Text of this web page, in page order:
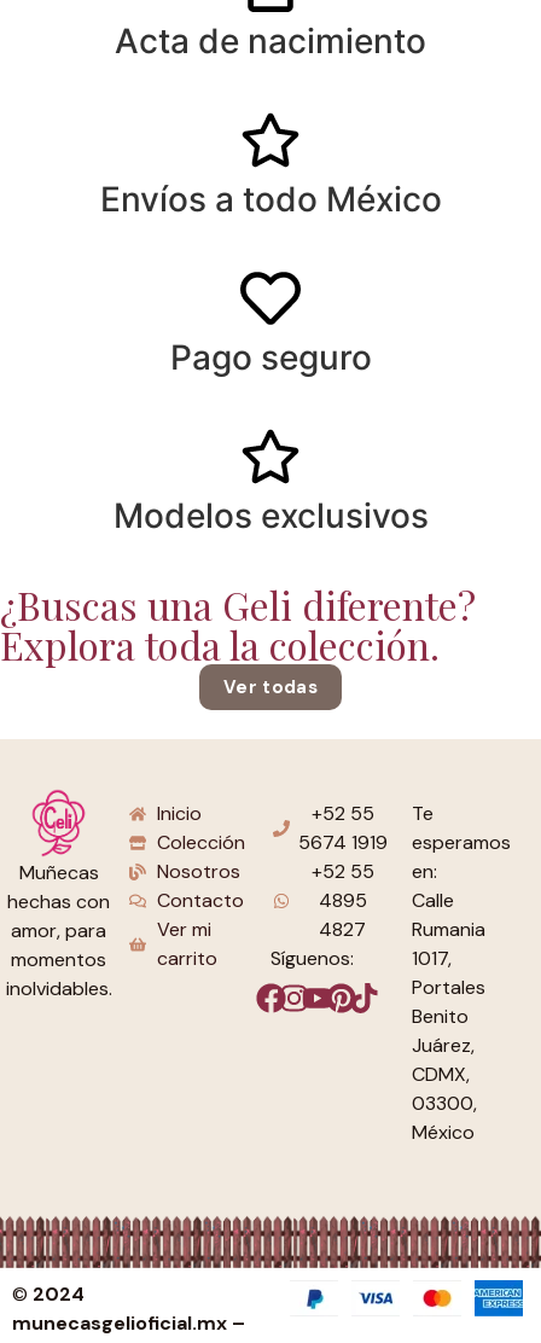
Acta de nacimiento
Envíos a todo México
Pago seguro
Modelos exclusivos
¿Buscas una Geli diferente?
Explora toda la colección.
Ver todas
Muñecas
hechas con
amor, para
momentos
inolvidables.
Inicio
Colección
Nosotros
Contacto
Ver mi
carrito
+52 55
5674 1919
+52 55
4895
4827
Síguenos:
Te
esperamos
en:
Calle
Rumania
1017,
Portales
Benito
Juárez,
CDMX,
03300,
México
© 2024
munecasgelioficial.mx –